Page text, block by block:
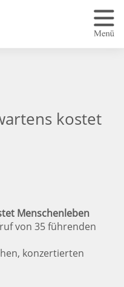
kostet
Menschenleben
von 35 führenden
konzertierten